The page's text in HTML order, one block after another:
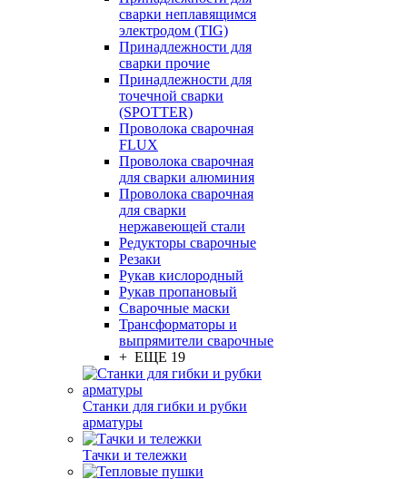
сварки неплавящимся
электродом (TIG)
Принадлежности для
сварки прочие
Принадлежности для
точечной сварки
(SPOTTER)
Проволока сварочная
FLUX
Проволока сварочная
для сварки алюминия
Проволока сварочная
для сварки
нержавеющей стали
Редукторы сварочные
Резаки
Рукав кислородный
Рукав пропановый
Сварочные маски
Трансформаторы и
выпрямители сварочные
+ ЕЩЕ 19
Станки для гибки и рубки
арматуры
Тачки и тележки